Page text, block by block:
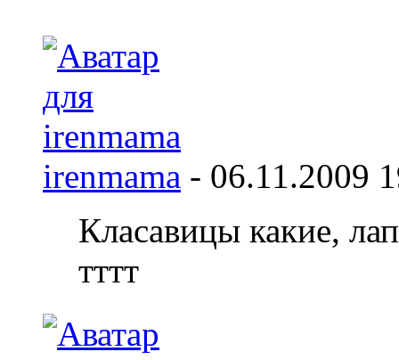
irenmama - 06.11.2009
Класавицы какие,
тттт